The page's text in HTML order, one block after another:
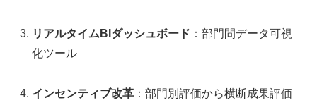
リアルタイムBIダッシュボード ：部門間データ可視
化ツール
インセンティブ改革 ：部門別評価から横断成果評価